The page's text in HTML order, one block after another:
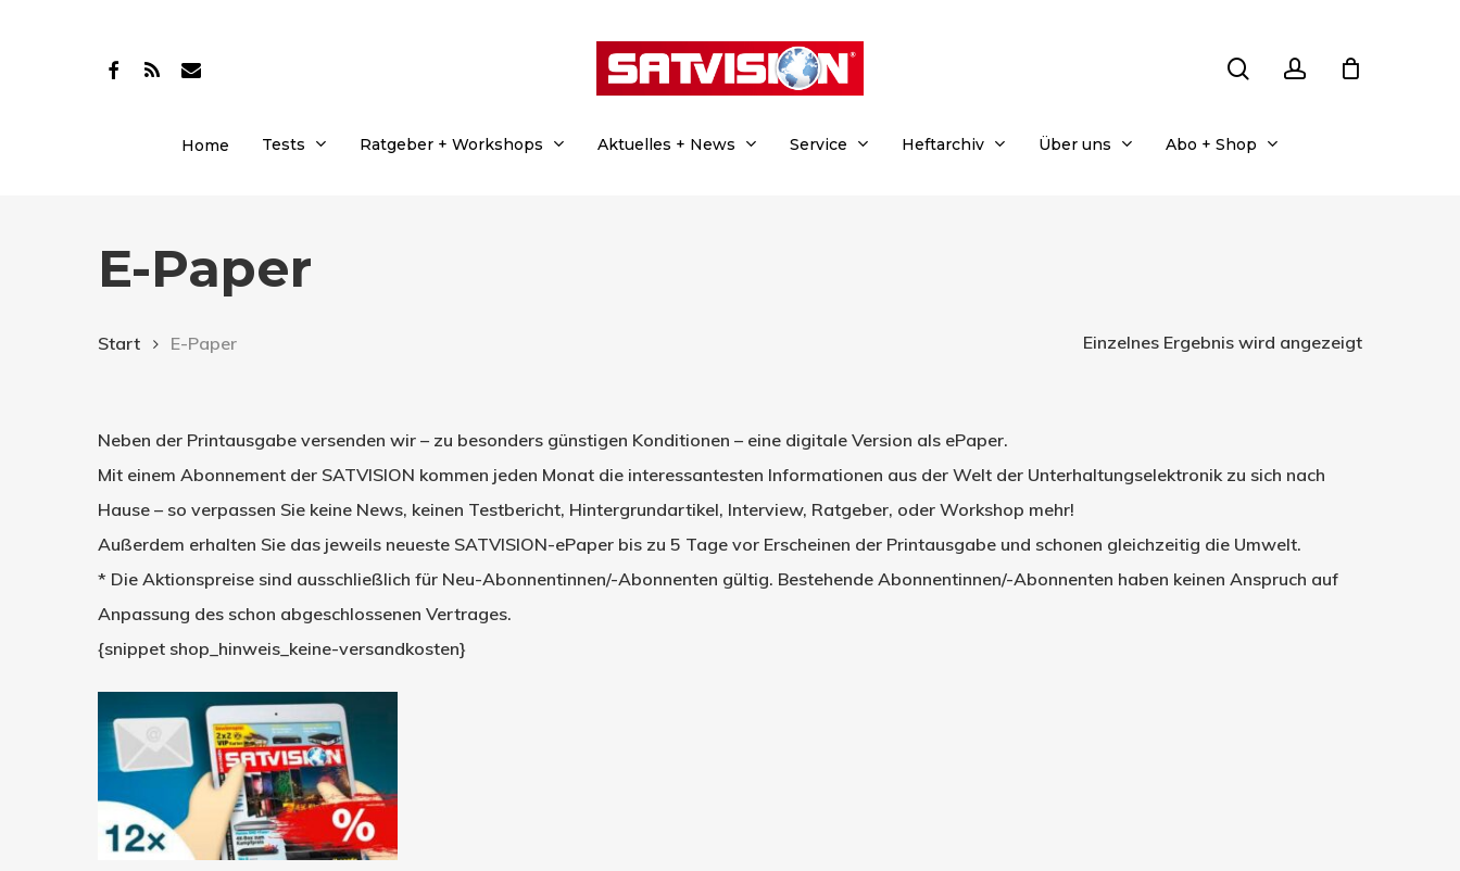
Drücken Sie Enter zum Suchen oder ESC zum Schließen.
facebook
RSS email
Home Tests Ratgeber + Workshops Aktuelles + News Service Heftarchiv Über uns Abo + Shop
E-Paper
Einzelnes Ergebnis wird angezeigt
Start E-Paper
Neben der Printausgabe versenden wir – zu besonders günstigen Konditionen – eine digitale Version als ePaper.
Mit einem Abonnement der SATVISION kommen jeden Monat die interessantesten Informationen aus der Welt der Unterhaltungselektronik zu sich nach
Hause – so verpassen Sie keine News, keinen Testbericht, Hintergrundartikel, Interview, Ratgeber, oder Workshop mehr!
Außerdem erhalten Sie das jeweils neueste SATVISION-ePaper bis zu 5 Tage vor Erscheinen der Printausgabe und schonen gleichzeitig die Umwelt.
* Die Aktionspreise sind ausschließlich für Neu-Abonnentinnen/-Abonnenten gültig. Bestehende Abonnentinnen/-Abonnenten haben keinen Anspruch auf
Anpassung des schon abgeschlossenen Vertrages.
{snippet shop_hinweis_keine-versandkosten}